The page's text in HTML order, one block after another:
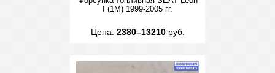
I (1M) 1999-2005 гг.
Цена: 2380–13210руб.